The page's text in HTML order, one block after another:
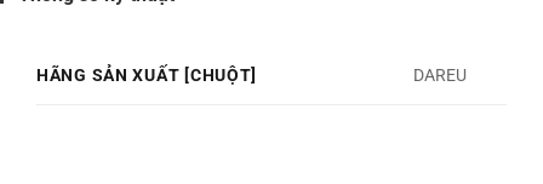
HÃNG SẢN XUẤT [CHUỘT] DAREU